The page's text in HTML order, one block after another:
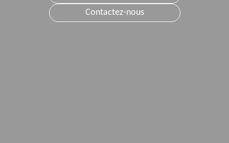
Contactez-nous